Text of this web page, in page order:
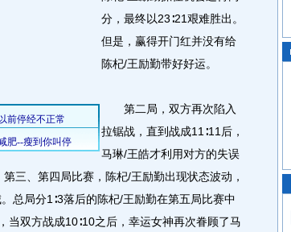
分，最终以23∶21艰难胜出。
但是，赢得开门红并没有给
陈杞/王励勤带好好运。
第二局，双方再次陷入
拉锯战，直到战成11∶11后，
马琳/王皓才利用对方的失误
三、第四局比赛，陈杞/王励勤出现状态波动，
总局分1∶3落后的陈杞/王励勤在第五局比赛中
当双方战成10∶10之后，幸运女神再次眷顾了马